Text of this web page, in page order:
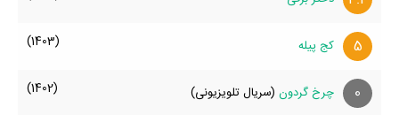
5 کج پیله (1403)
0 چرخ گردون (سریال تلویزیونی) (1402)